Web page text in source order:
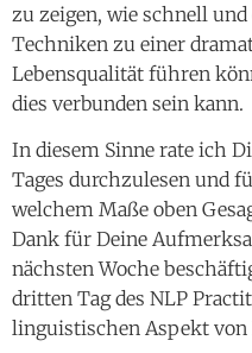
zu zeigen, wie schnell
Techniken zu einer
Lebensqualität führen
dies verbunden sein kann.
In diesem Sinne rate ich
Tages durchzulesen und
welchem Maße oben
Dank für Deine
nächsten Woche
dritten Tag des NLP
linguistischen Aspekt von